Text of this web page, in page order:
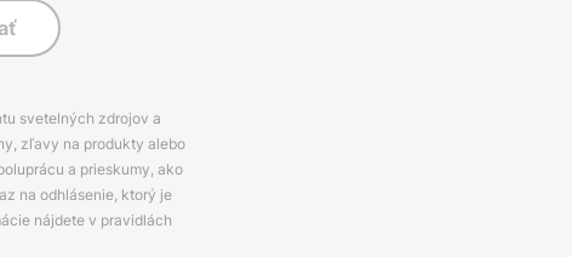
svetelných zdrojov a
zľavy na produkty alebo
a prieskumy, ako
na odhlásenie, ktorý je
nájdete v pravidlách